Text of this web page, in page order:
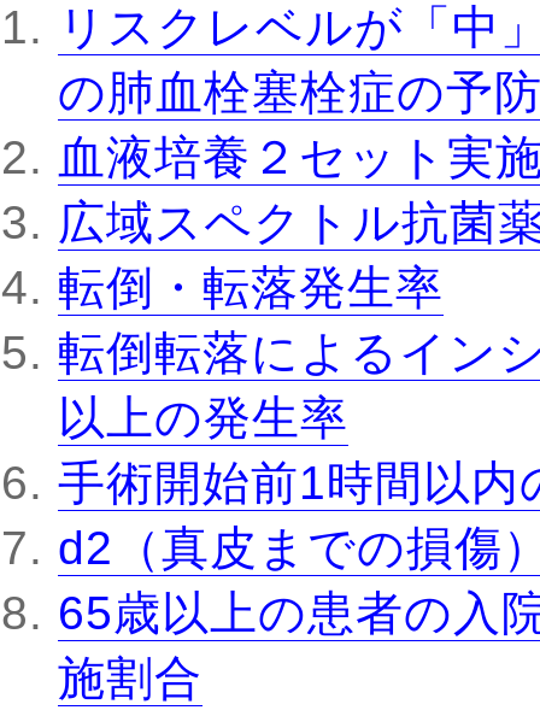
リスクレベルが「中
の肺血栓塞栓症の予
血液培養２セット実
広域スペクトル抗菌
転倒・転落発生率
転倒転落によるイン
以上の発生率
手術開始前1時間以
d2（真皮までの損傷
65歳以上の患者の入
施割合